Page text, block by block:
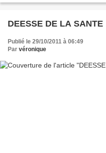
DEESSE DE LA SANTE
Publié le 29/10/2011 à 06:49
Par véronique